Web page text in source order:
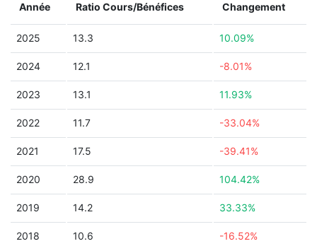
Année Ratio Cours/Bénéfices Changement
2025 13.3 10.09%
2024 12.1 -8.01%
2023 13.1 11.93%
2022 11.7 -33.04%
2021 17.5 -39.41%
2020 28.9 104.42%
2019 14.2 33.33%
2018 10.6 -16.52%